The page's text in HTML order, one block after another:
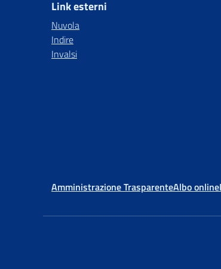
Link esterni
Nuvola
Indire
Invalsi
Amministrazione TrasparenteAlbo online